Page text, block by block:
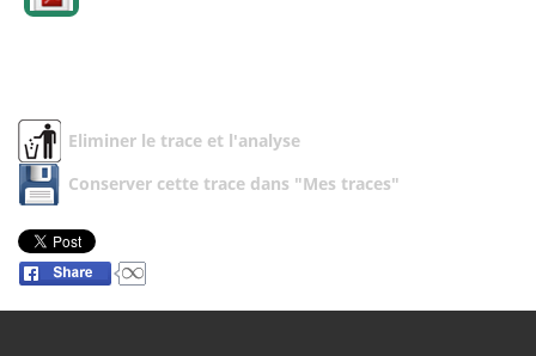
Eliminer le trace et l'analyse
Conserver cette trace dans "Mes traces"